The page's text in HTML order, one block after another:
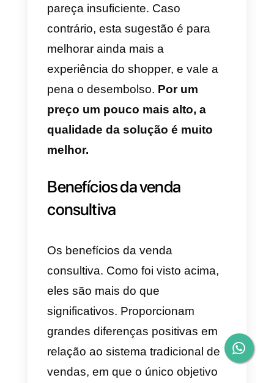
cliente e entendê-lo. Então ele irá
guiá-lo para encontrar a solução
Implicação.O vendedor deve
orientar a conversa de forma
fazendo perguntas, para que o
solucionar o problema levantado
se de estimular a conversa para
que você chegue à conclusão de
que precisa de uma solução para
o problema que foi discutido. É